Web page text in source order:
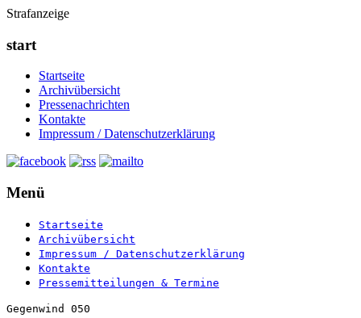
Strafanzeige
start
Startseite
Archivübersicht
Pressenachrichten
Kontakte
Impressum / Datenschutzerklärung
Menü
Startseite
Archivübersicht
Impressum / Datenschutzerklärung
Kontakte
Pressemitteilungen & Termine
Gegenwind 050